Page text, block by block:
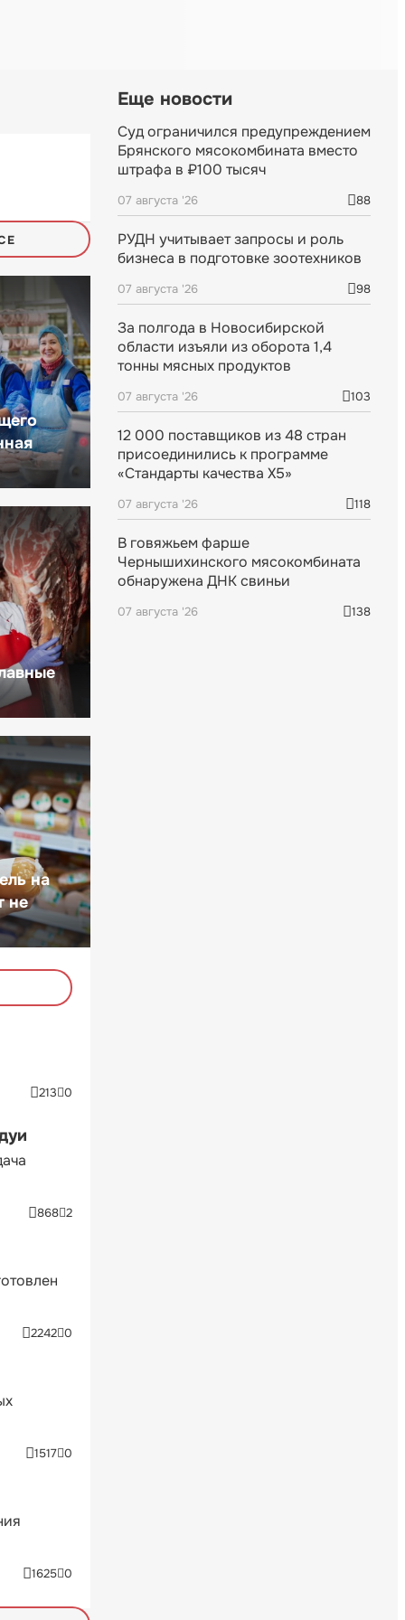
на
не
213 0
868 2
2242 0
1517 0
1625 0
Еще новости
Суд ограничился предупреждением
Брянского мясокомбината вместо
штрафа в ₽100 тысяч
07 августа '26 88
РУДН учитывает запросы и роль
бизнеса в подготовке зоотехников
07 августа '26 98
За полгода в Новосибирской
области изъяли из оборота 1,4
тонны мясных продуктов
07 августа '26 103
12 000 поставщиков из 48 стран
присоединились к программе
«Стандарты качества X5»
07 августа '26 118
В говяжьем фарше
Чернышихинского мясокомбината
обнаружена ДНК свиньи
07 августа '26 138